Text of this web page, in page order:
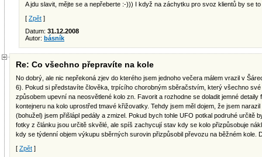
A jdu slavit, mějte se a nepřeberte :-))) I když na záchytku pro svoz klientů by se
[ Zpět ]
Datum: 31.12.2008
Autor: básník
Re: Co všechno přepravíte na kole
No dobrý, ale nic nepřekoná zjev do kterého jsem jednoho večera málem vrazil v
6). Pokud si představíte člověka, trpícího chorobným sběračstvím, který všechno
způsobem upevní na neosvětlené kolo zn. Favorit a rozhodne se doladit jemné
kontejneru na kolo uprostřed tmavé křižovatky. Tehdy jsem měl dojem, že jsem
(bohužel) jsem přišlápl pedály a zmizel. Pokud bych tohle UFO potkal podruhé určitě
fotky z článku jsou určitě skvělé, ale spíš zachycují stav kdy se kolo přizpůsobuje
kdy se týdenní objem výkupu sběrných surovin přizpůsobil převozu na běžném kole.
[ Zpět ]